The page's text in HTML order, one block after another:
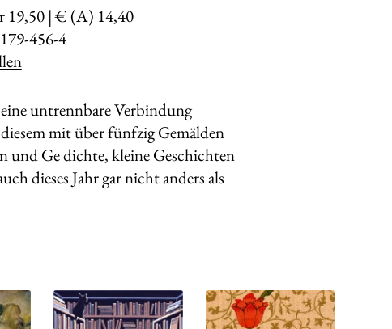
19,50 | € (A) 14,40
456-4
untrennbare Verbindung
mit über fünfzig Gemälden
und Ge dichte, kleine Geschichten
dieses Jahr gar nicht anders als